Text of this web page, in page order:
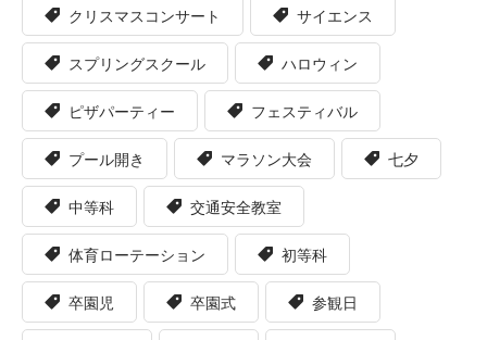
クリスマスコンサート サイエンス
スプリングスクール ハロウィン
ピザパーティー フェスティバル
プール開き マラソン大会 七夕
中等科 交通安全教室
体育ローテーション 初等科
卒園児 卒園式 参観日